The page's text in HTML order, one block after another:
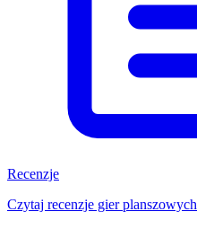
Recenzje
Czytaj recenzje gier planszowych